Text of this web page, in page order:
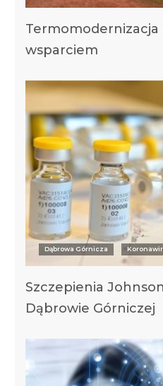
Termomodernizacja
wsparciem
Dąbrowa Górnicza
Szczepienia
Dąbrowie Górniczej